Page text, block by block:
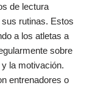
de lectura
rutinas. Estos
a los atletas a
sobre
la motivación.
entrenadores o